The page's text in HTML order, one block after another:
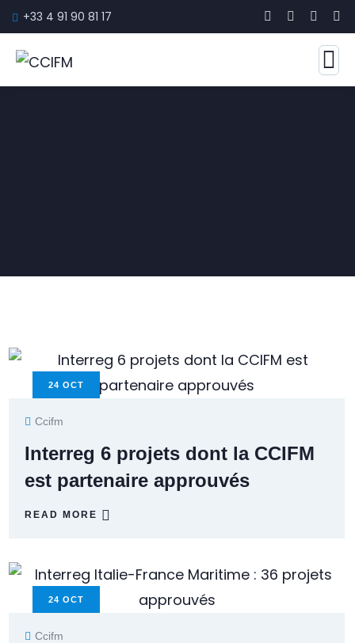
+33 4 91 90 81 17
24 OCT
Ccifm
Interreg 6 projets dont la CCIFM
est partenaire approuvés
READ MORE
24 OCT
Ccifm